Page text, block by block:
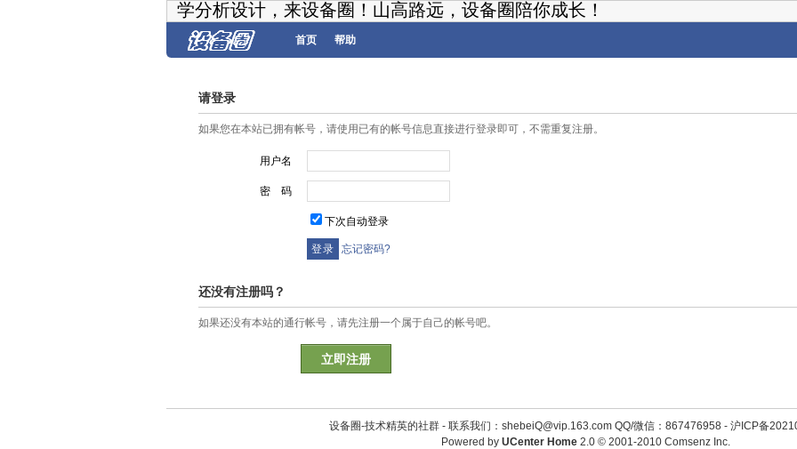
学分析设计，来设备圈！山高路远，设备圈陪你成长！
首页 帮助
请登录
如果您在本站已拥有帐号，请使用已有的帐号信息直接进行登录即可，不需重复注册。
用户名
密 码
下次自动登录
忘记密码?
还没有注册吗？
如果还没有本站的通行帐号，请先注册一个属于自己的帐号吧。
立即注册
设备圈-技术精英的社群 - 联系我们：shebeiQ@vip.163.com QQ/微信：867476958- 沪ICP备
Powered by UCenter Home 2.0© 2001-2010 Comsenz Inc.